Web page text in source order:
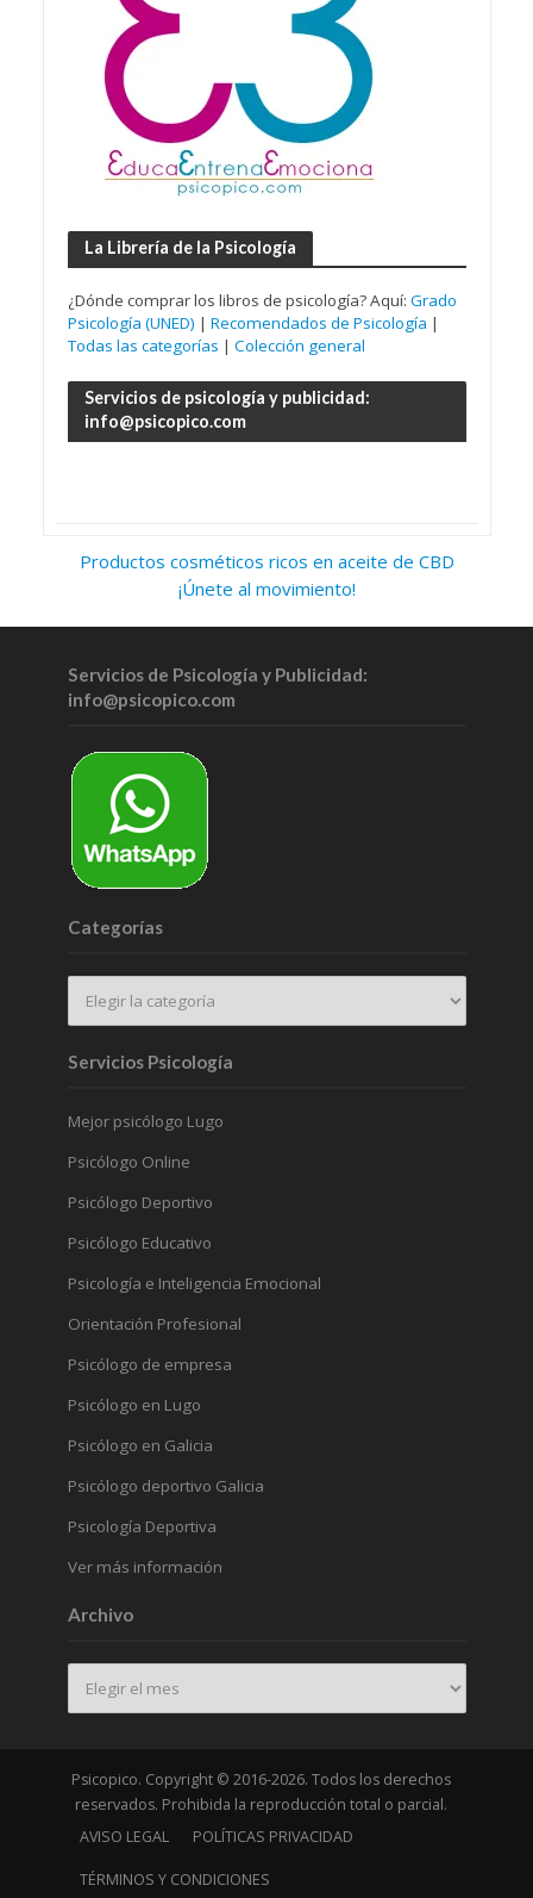
La Librería de la Psicología
¿Dónde comprar los libros de psicología? Aquí: Grado
Psicología (UNED) | Recomendados de Psicología |
Todas las categorías | Colección general
Servicios de psicología y publicidad:
info@psicopico.com
Productos cosméticos ricos en aceite de CBD
¡Únete al movimiento!
Servicios de Psicología y Publicidad:
info@psicopico.com
Categorías
Servicios Psicología
Mejor psicólogo Lugo
Psicólogo Online
Psicólogo Deportivo
Psicólogo Educativo
Psicología e Inteligencia Emocional
Orientación Profesional
Psicólogo de empresa
Psicólogo en Lugo
Psicólogo en Galicia
Psicólogo deportivo Galicia
Psicología Deportiva
Ver más información
Archivo
Psicopico. Copyright © 2016-2026. Todos los derechos
reservados. Prohibida la reproducción total o parcial.
AVISO LEGAL
POLÍTICAS PRIVACIDAD
TÉRMINOS Y CONDICIONES